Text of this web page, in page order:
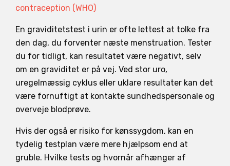
contraception (WHO)
En graviditetstest i urin er ofte lettest at tolke fra
den dag, du forventer næste menstruation. Tester
du for tidligt, kan resultatet være negativt, selv
om en graviditet er på vej. Ved stor uro,
uregelmæssig cyklus eller uklare resultater kan det
være fornuftigt at kontakte sundhedspersonale og
overveje blodprøve.
Hvis der også er risiko for kønssygdom, kan en
tydelig testplan være mere hjælpsom end at
gruble. Hvilke tests og hvornår afhænger af